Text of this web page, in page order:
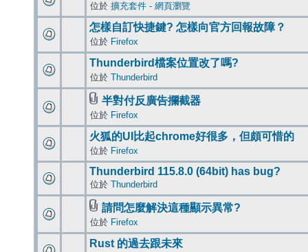
位於 擴充套件 - 網頁瀏覽
怎樣自訂快捷鍵? 怎樣向官方回報故障？
位於 Firefox
Thunderbird檔案位置改了嗎?
位於 Thunderbird
半對付反廣告攔截器
位於 Firefox
火狐的UI比起chrome好很多，但頗可惜的
位於 Firefox
Thunderbird 115.8.0 (64bit) has bug?
位於 Thunderbird
請問怎麼解決這種顯示異常?
位於 Firefox
Rust 的過去跟未來